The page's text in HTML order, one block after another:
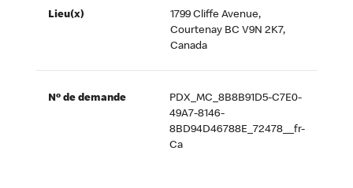
Lieu(x)
1799 Cliffe Avenue,
Courtenay BC V9N 2K7,
Canada
Nº de demande
PDX_MC_8B8B91D5-C7E0-
49A7-8146-
8BD94D46788E_72478__fr-
Ca